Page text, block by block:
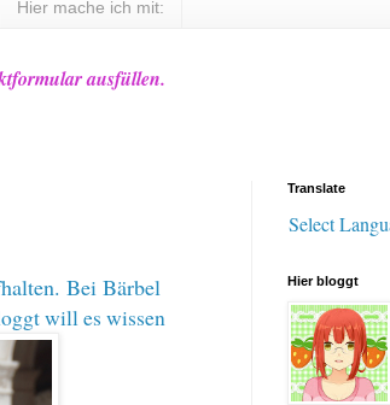
Hier mache ich mit:
ausfüllen.
Bei Bärbel
will es wissen
Translate
Select
Hier bloggt